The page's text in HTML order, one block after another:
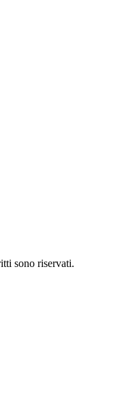
sono riservati.